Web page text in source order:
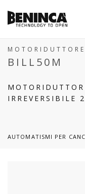
MOTORIDUTTORE
BILL50M
IRREVERSIBILE
AUTOMATISMI PER